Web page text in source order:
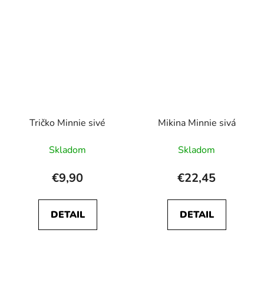
Tričko Minnie sivé
Skladom
€9,90
DETAIL
Mikina Minnie sivá
Skladom
€22,45
DETAIL